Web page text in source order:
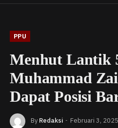
PPU
Menhut Lantik
Muhammad
Dapat Posisi
By Redaksi Februari 3, 2025